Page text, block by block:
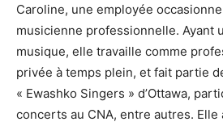
Caroline, une employée
musicienne professionnelle. Ayant
musique, elle travaille comme
privée à temps plein, et fait partie
« Ewashko Singers » d’Ottawa,
concerts au CNA, entre autres.